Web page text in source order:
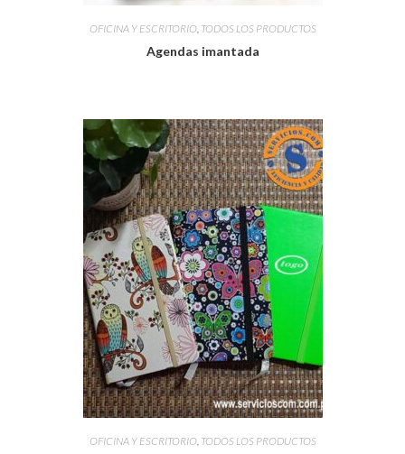
OFICINA Y ESCRITORIO, TODOS LOS PRODUCTOS
Agendas imantada
OFICINA Y ESCRITORIO, TODOS LOS PRODUCTOS